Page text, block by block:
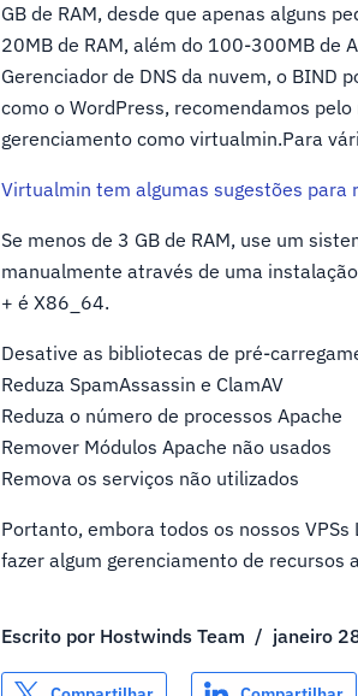
GB de RAM, desde que apenas alguns
20MB de RAM, além do 100-300MB de
Gerenciador de DNS da nuvem, o BIND
como o WordPress, recomendamos
gerenciamento como virtualmin.Para
Virtualmin tem algumas sugestões
Se menos de 3 GB de RAM, use um
manualmente através de uma
+ é X86_64.
Desative as bibliotecas de pré-
Reduza SpamAssassin e ClamAV
Reduza o número de processos Apache
Remover Módulos Apache não usados
Remova os serviços não utilizados
Portanto, embora todos os nossos
fazer algum gerenciamento de recursos
Escrito por Hostwinds Team / janeiro